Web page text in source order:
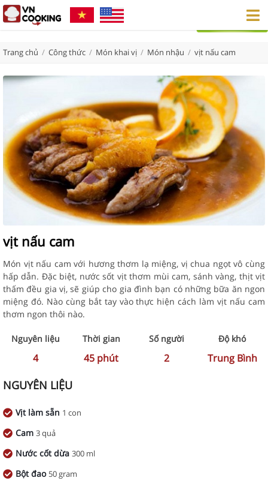
Trang chủ / Công thức / Món khai vị / Món nhậu / vịt nấu cam
vịt nấu cam
Món vịt nấu cam với hương thơm lạ miệng, vị chua ngọt vô cùng
hấp dẫn. Đặc biệt, nước sốt vịt thơm mùi cam, sánh vàng, thịt vịt
thấm đều gia vị, sẽ giúp cho gia đình bạn có những bữa ăn ngon
miệng đó. Nào cùng bắt tay vào thực hiện cách làm vịt nấu cam
thơm ngon thôi nào.
Nguyên liệu
4
Thời gian
45 phút
Số người
2
Độ khó
Trung Bình
NGUYÊN LIỆU
Vịt làm sẵn 1 con
Cam 3 quả
Nước cốt dừa 300 ml
Bột đao 50 gram